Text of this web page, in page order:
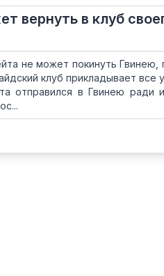
вернуть в клуб
не может покинуть
клуб прикладывает все
отправился в Гвинею ради